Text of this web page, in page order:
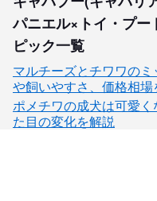
パニエル×トイ・プー
ピック一覧
マルチーズとチワワの
や飼いやすさ、価格相場
ポメチワの成犬は可愛
た目の変化を解説